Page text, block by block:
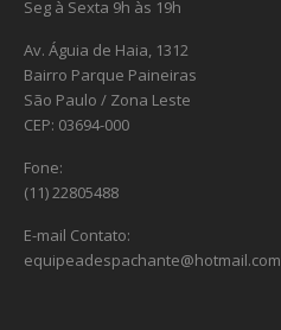
Seg à Sexta 9h às 19h
Av. Águia de Haia, 1312
Bairro Parque Paineiras
São Paulo / Zona Leste
CEP: 03694-000
Fone:
(11) 22805488
E-mail Contato:
equipeadespachante@hotmail.com